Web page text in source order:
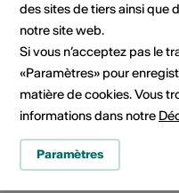
Domaine
Lieu de l'événement
des sites de tiers ainsi que
notre site web.
Si vous n’acceptez pas le
«Paramètres» pour
matière de cookies. Vous
informations dans notre
Paramètres